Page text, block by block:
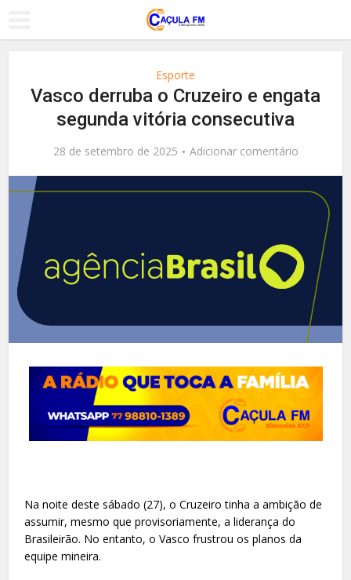
Esporte
Vasco derruba o Cruzeiro e engata
segunda vitória consecutiva
28 de setembro de 2025 Adicionar comentário
Na noite deste sábado (27), o Cruzeiro tinha a ambição de
assumir, mesmo que provisoriamente, a liderança do
Brasileirão. No entanto, o Vasco frustrou os planos da
equipe mineira.